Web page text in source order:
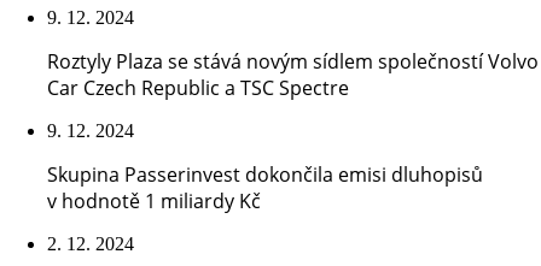
9. 12. 2024
Roztyly Plaza se stává novým sídlem společností Volvo
Car Czech Republic a TSC Spectre
9. 12. 2024
Skupina Passerinvest dokončila emisi dluhopisů
v hodnotě 1 miliardy Kč
2. 12. 2024